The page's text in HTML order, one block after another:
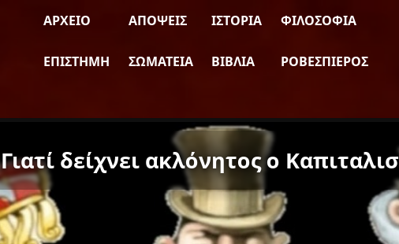
ΑΡΧΕΊΟ ΑΠΌΨΕΙΣ ΙΣΤΟΡΊΑ ΦΙΛΟΣΟΦΊΑ
ΕΠΙΣΤΉΜΗ ΣΩΜΑΤΕΊΑ ΒΙΒΛΊΑ ΡΟΒΕΣΠΙΈΡΟΣ
Γιατί δείχνει ακλόνητος ο